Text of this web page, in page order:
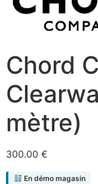
Chord
mètre)
300.00 €
En démo magasin